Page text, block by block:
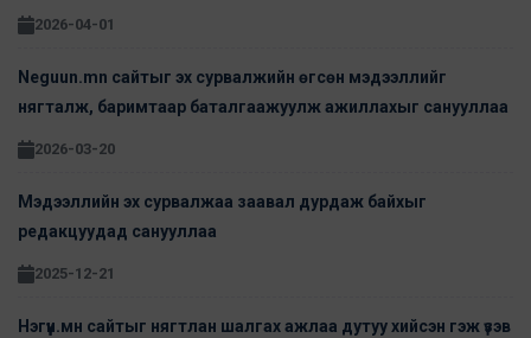
2026-04-01
Neguun.mn сайтыг эх сурвалжийн өгсөн мэдээллийг
нягталж, баримтаар баталгаажуулж ажиллахыг санууллаа
2026-03-20
Мэдээллийн эх сурвалжаа заавал дурдаж байхыг
редакцуудад санууллаа
2025-12-21
Нэгүүн.мн сайтыг нягтлан шалгах ажлаа дутуу хийсэн гэж үзэв